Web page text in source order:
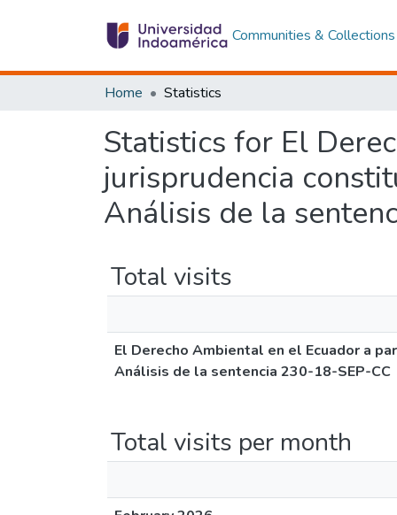
Communities & Collections
Home Statistics
Statistics for El
jurisprudencia
Análisis de la
Total visits
El Derecho Ambiental en el Ecuador a
Análisis de la sentencia 230-18-SEP-CC
Total visits per month